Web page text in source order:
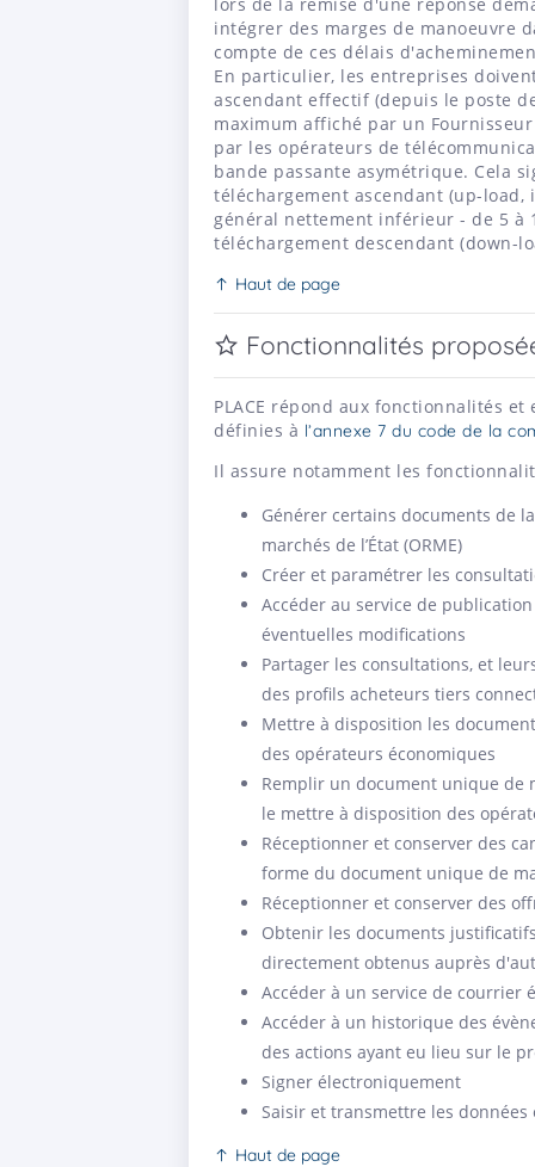
intégrer des marges de manoeuvre
compte de ces délais
En particulier, les entreprises
ascendant effectif (depuis le poste
maximum affiché par un
par les opérateurs de
bande passante asymétrique. Cela
téléchargement ascendant (up-
général nettement inférieur - de 5 à
téléchargement descendant (down-
Haut de page
Fonctionnalités
PLACE répond aux fonctionnalités
définies à l’annexe 7 du code de la
Il assure notamment les
Générer certains documents de
marchés de l’État (ORME)
Créer et paramétrer les
Accéder au service de
éventuelles modifications
Partager les consultations, et
des profils acheteurs tiers
Mettre à disposition les
des opérateurs économiques
Remplir un document unique de
le mettre à disposition des
Réceptionner et conserver des
forme du document unique de
Réceptionner et conserver des
Obtenir les documents
directement obtenus auprès
Accéder à un service de courrier
Accéder à un historique des
des actions ayant eu lieu sur le
Signer électroniquement
Saisir et transmettre les données
Haut de page